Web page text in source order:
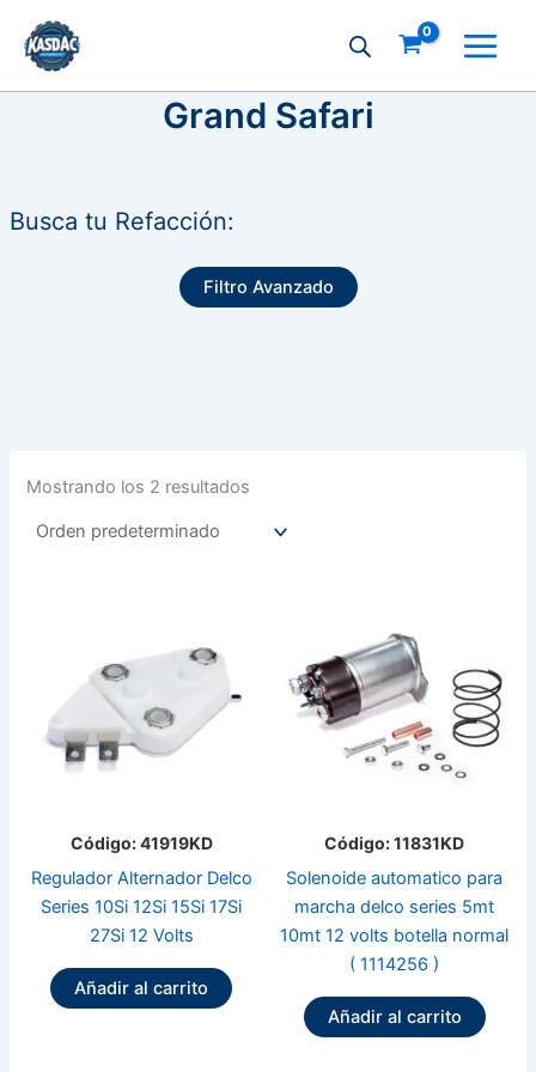
contenido
Grand Safari
Busca tu Refacción:
Filtro Avanzado
Mostrando los 2 resultados
Código: 41919KD
Regulador Alternador Delco
Series 10Si 12Si 15Si 17Si
27Si 12 Volts
Añadir al carrito
Código: 11831KD
Solenoide automatico para
marcha delco series 5mt
10mt 12 volts botella normal
( 1114256 )
Añadir al carrito